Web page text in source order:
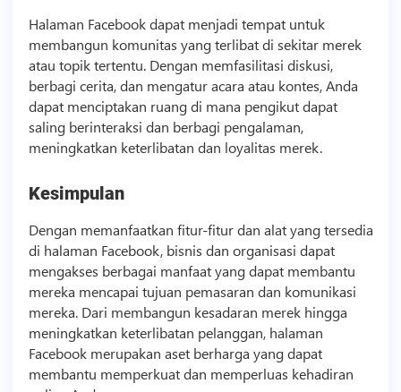
Halaman Facebook dapat menjadi tempat untuk
membangun komunitas yang terlibat di sekitar merek
atau topik tertentu. Dengan memfasilitasi diskusi,
berbagi cerita, dan mengatur acara atau kontes, Anda
dapat menciptakan ruang di mana pengikut dapat
saling berinteraksi dan berbagi pengalaman,
meningkatkan keterlibatan dan loyalitas merek.
Kesimpulan
Dengan memanfaatkan fitur-fitur dan alat yang tersedia
di halaman Facebook, bisnis dan organisasi dapat
mengakses berbagai manfaat yang dapat membantu
mereka mencapai tujuan pemasaran dan komunikasi
mereka. Dari membangun kesadaran merek hingga
meningkatkan keterlibatan pelanggan, halaman
Facebook merupakan aset berharga yang dapat
membantu memperkuat dan memperluas kehadiran